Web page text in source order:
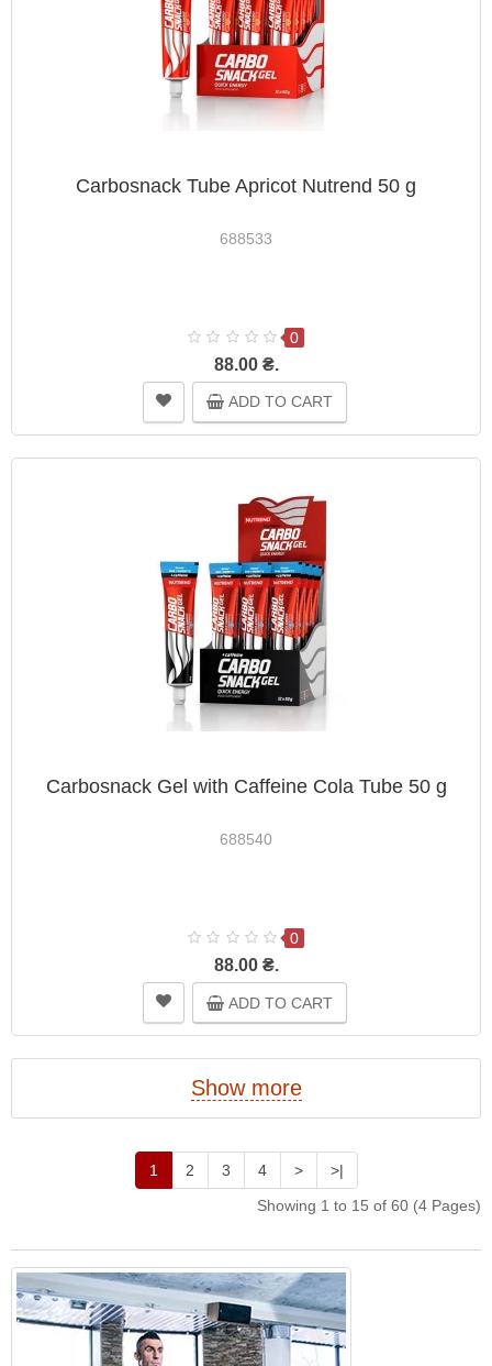
Carbosnack Tube Apricot Nutrend 50 g
688533
0
88.00 ₴.
ADD TO CART
Carbosnack Gel with Caffeine Cola Tube 50 g
688540
0
88.00 ₴.
ADD TO CART
Show more
1 2 3 4 >
>|
Showing 1 to 15 of 60 (4 Pages)